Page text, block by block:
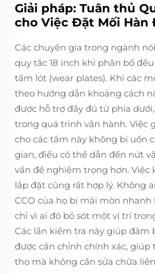
Giải pháp: Tuân thủ
cho Việc Đặt Mối Hàn
Các chuyên gia trong ngành
quy tắc 18 inch khi phân bố
tấm lót (wear plates). Khi các
theo hướng dẫn khoảng cách
được hỗ trợ đầy đủ từ phía
trong quá trình vận hành. Việc
cho các tấm này không bị uốn
gian, điều có thể dẫn đến nứt
vấn đề nghiêm trọng hơn. Việc
lắp đặt cũng rất hợp lý. Không
CCO của họ bị mài mòn
chỉ vì ai đó bỏ sót một vị trí
Các lần kiểm tra này giúp đảm
được căn chỉnh chính xác, giúp
thọ mà không cần sửa chữa